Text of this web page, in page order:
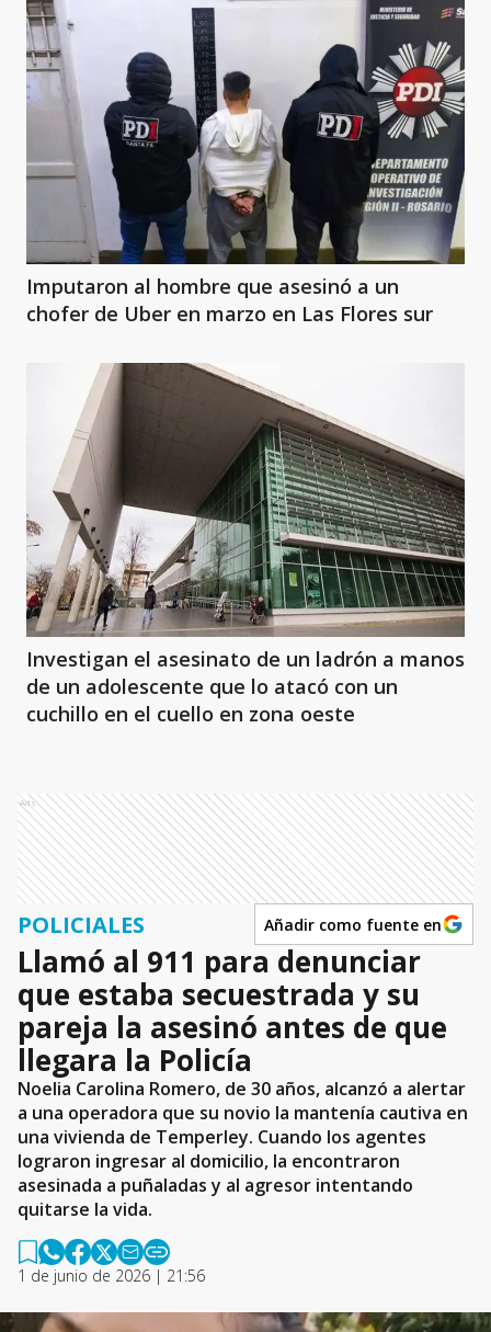
Imputaron al hombre que asesinó a un
chofer de Uber en marzo en Las Flores sur
Investigan el asesinato de un ladrón a manos
de un adolescente que lo atacó con un
cuchillo en el cuello en zona oeste
Ads
POLICIALES Añadir como fuente en
Llamó al 911 para denunciar
que estaba secuestrada y su
pareja la asesinó antes de que
llegara la Policía
Noelia Carolina Romero, de 30 años, alcanzó a alertar
a una operadora que su novio la mantenía cautiva en
una vivienda de Temperley. Cuando los agentes
lograron ingresar al domicilio, la encontraron
asesinada a puñaladas y al agresor intentando
quitarse la vida.
1 de junio de 2026 | 21:56